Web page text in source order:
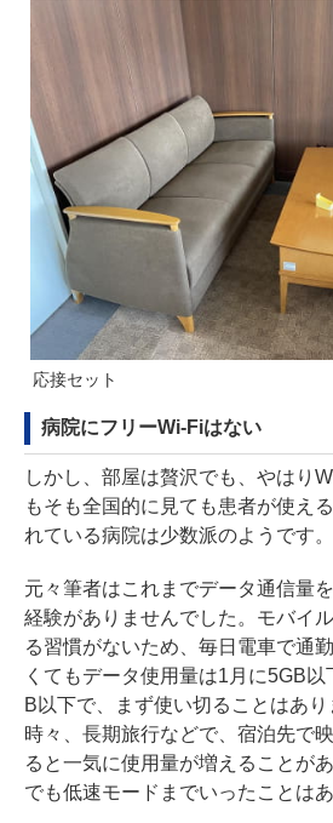
応接セット
病院にフリーWi-Fiはない
しかし、部屋は贅沢でも、やはり
もそも全国的に見ても患者が使え
れている病院は少数派のようです。
元々筆者はこれまでデータ通信量
経験がありませんでした。モバイ
る習慣がないため、毎日電車で通
くてもデータ使用量は1月に5GB
B以下で、まず使い切ることはあり
時々、長期旅行などで、宿泊先で
ると一気に使用量が増えることが
でも低速モードまでいったことは